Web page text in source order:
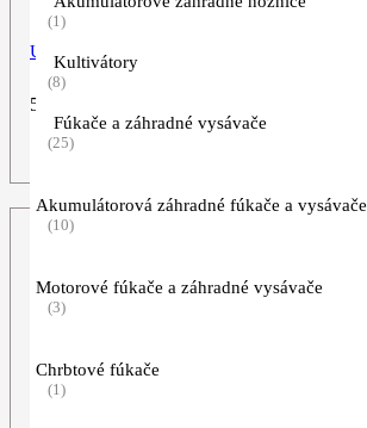
Univerzálny čistič Profi CP 200, 10 l
54,90
ZOBRAZIŤ VIAC
(1)
Kultivátory
(8)
Fúkače a záhradné vysávače
(25)
Akumulátorová záhradné fúkače a vysávače
(10)
Motorové fúkače a záhradné vysávače
(3)
Chrbtové fúkače
(1)